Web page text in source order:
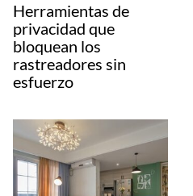
Herramientas de
privacidad que
bloquean los
rastreadores sin
esfuerzo